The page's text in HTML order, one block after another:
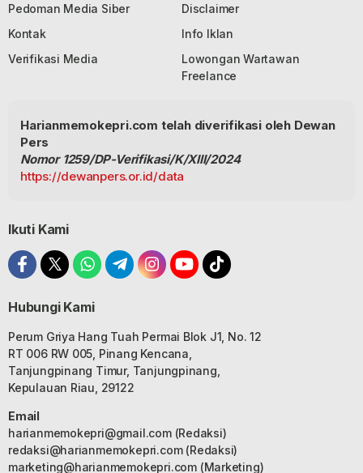
Pedoman Media Siber
Disclaimer
Kontak
Info Iklan
Verifikasi Media
Lowongan Wartawan
Freelance
Harianmemokepri.com telah diverifikasi oleh Dewan
Pers
Nomor 1259/DP-Verifikasi/K/XIII/2024
https://dewanpers.or.id/data
Ikuti Kami
Hubungi Kami
Perum Griya Hang Tuah Permai Blok J1, No. 12
RT 006 RW 005, Pinang Kencana,
Tanjungpinang Timur, Tanjungpinang,
Kepulauan Riau, 29122
Email
harianmemokepri@gmail.com(Redaksi)
redaksi@harianmemokepri.com(Redaksi)
marketing@harianmemokepri.com(Marketing)